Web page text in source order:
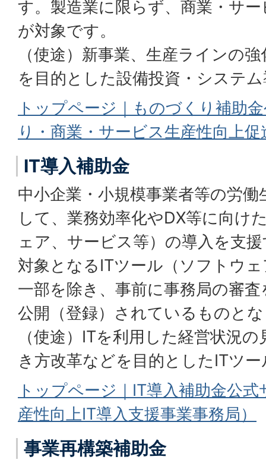
す。製造業に限らず、商業・サ
が対象です。
（使途）新事業、生産ラインの
を目的とした設備投資・システ
トップページ｜ものづくり補助
り・商業・サービス生産性向上
IT導入補助金
中小企業・小規模事業者等の労
して、業務効率化やDX等に向け
ェア、サービス等）の導入を支
対象となるITツール（ソフトウ
一部を除き、事前に事務局の審
公開（登録）されているものと
（使途）ITを利用した経営状況
き方改革などを目的としたITツ
トップページ｜IT導入補助金公
産性向上IT導入支援事業事務局）
事業再構築補助金